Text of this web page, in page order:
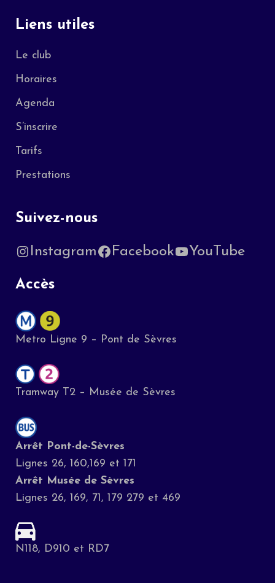
Liens utiles
Le club
Horaires
Agenda
S’inscrire
Tarifs
Prestations
Suivez-nous
Instagram Facebook YouTube
Accès
Metro Ligne 9 – Pont de Sèvres
Tramway T2 – Musée de Sèvres
Arrêt Pont-de-Sèvres
Lignes 26, 160,169 et 171
Arrêt Musée de Sèvres
Lignes 26, 169, 71, 179 279 et 469
N118, D910 et RD7